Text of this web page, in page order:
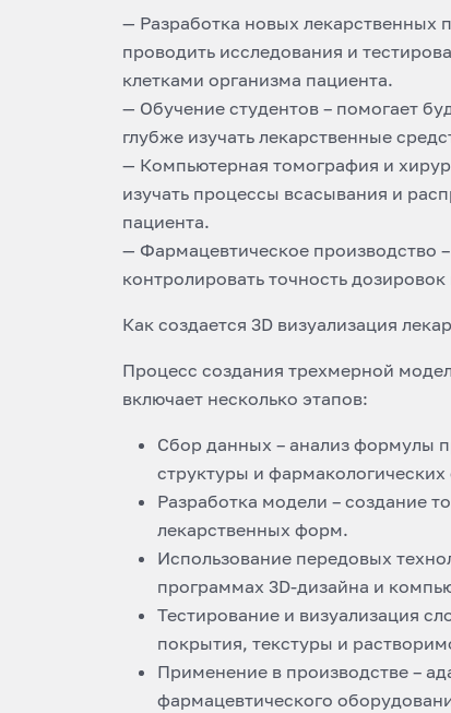
— Разработка новых лекарственных
проводить исследования и
клетками организма пациента.
— Обучение студентов – помогает
глубже изучать лекарственные
— Компьютерная томография и
изучать процессы всасывания и
пациента.
— Фармацевтическое производство
контролировать точность
Как создается 3D визуализация
Процесс создания трехмерной
включает несколько этапов:
Сбор данных – анализ формулы
структуры и фармакологических
Разработка модели – создание
лекарственных форм.
Использование передовых
программах 3D-дизайна и
Тестирование и визуализация
покрытия, текстуры и
Применение в производстве –
фармацевтического